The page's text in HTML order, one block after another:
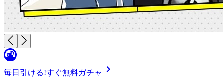
毎日引ける!すぐ無料ガチャ